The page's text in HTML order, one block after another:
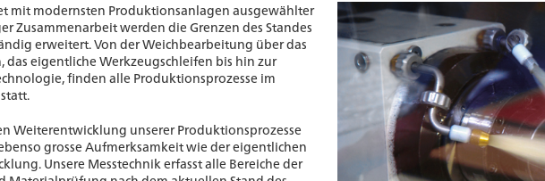
mit modernsten Produktionsanlagen ausgewählter
Zusammenarbeit werden die Grenzen des Standes
erweitert. Von der Weichbearbeitung über das
das eigentliche Werkzeugschleifen bis hin zur
finden alle Produktionsprozesse im
Weiterentwicklung unserer Produktionsprozesse
grosse Aufmerksamkeit wie der eigentlichen
Unsere Messtechnik erfasst alle Bereiche der